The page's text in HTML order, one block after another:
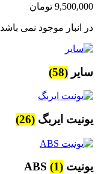
9,500,000 تومان
در انبار موجود نمی باشد
سایر (58)
یونیت ایربگ (26)
یونیت ABS (1)